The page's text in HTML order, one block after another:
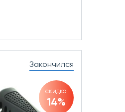
Закончился
скидка
14%